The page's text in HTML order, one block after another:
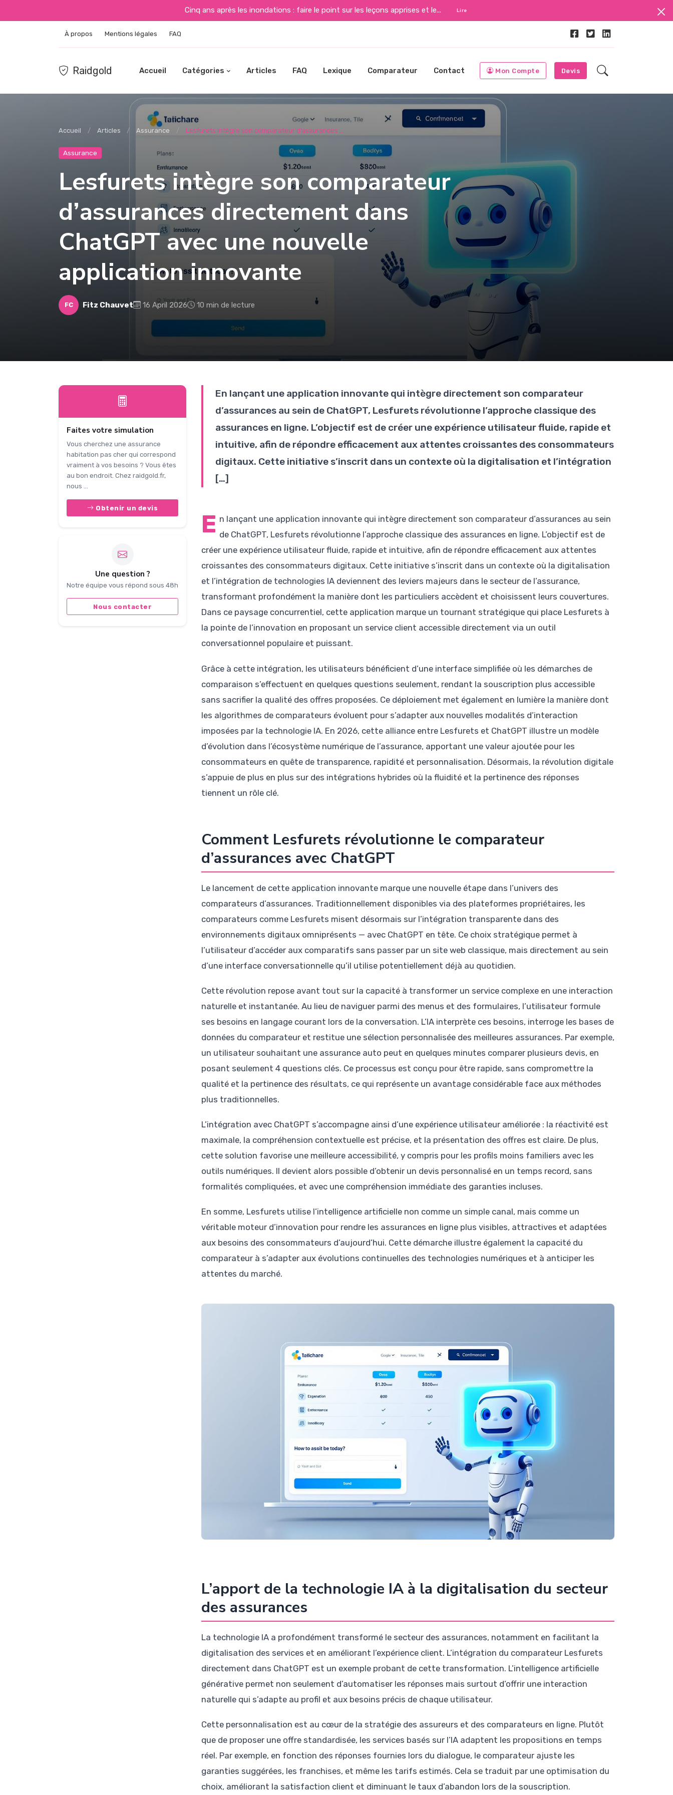
Cinq ans après les inondations : faire le point sur les leçons apprises et le... Lire
À propos Mentions légales FAQ
Raidgold Accueil Catégories Articles FAQ Lexique Comparateur Contact Mon Compte Devis
Accueil Articles Assurance Lesfurets intègre son comparateur d’assurances ...
Assurance
Lesfurets intègre son comparateur
d’assurances directement dans
ChatGPT avec une nouvelle
application innovante
FC Fitz Chauvet 16 April 2026 10 min de lecture
Faites votre simulation
Vous cherchez une assurance
habitation pas cher qui correspond
vraiment à vos besoins ? Vous êtes
au bon endroit. Chez raidgold.fr,
nous ...
Obtenir un devis
Une question ?
Notre équipe vous répond sous 48h
Nous contacter
En lançant une application innovante qui intègre directement son comparateur
d’assurances au sein de ChatGPT, Lesfurets révolutionne l’approche classique des
assurances en ligne. L’objectif est de créer une expérience utilisateur fluide, rapide et
intuitive, afin de répondre efficacement aux attentes croissantes des consommateurs
digitaux. Cette initiative s’inscrit dans un contexte où la digitalisation et l’intégration
[…]
E n lançant une application innovante qui intègre directement son comparateur d’assurances au sein
de ChatGPT, Lesfurets révolutionne l’approche classique des assurances en ligne. L’objectif est de
créer une expérience utilisateur fluide, rapide et intuitive, afin de répondre efficacement aux attentes
croissantes des consommateurs digitaux. Cette initiative s’inscrit dans un contexte où la digitalisation
et l’intégration de technologies IA deviennent des leviers majeurs dans le secteur de l’assurance,
transformant profondément la manière dont les particuliers accèdent et choisissent leurs couvertures.
Dans ce paysage concurrentiel, cette application marque un tournant stratégique qui place Lesfurets à
la pointe de l’innovation en proposant un service client accessible directement via un outil
conversationnel populaire et puissant.
Grâce à cette intégration, les utilisateurs bénéficient d’une interface simplifiée où les démarches de
comparaison s’effectuent en quelques questions seulement, rendant la souscription plus accessible
sans sacrifier la qualité des offres proposées. Ce déploiement met également en lumière la manière dont
les algorithmes de comparateurs évoluent pour s’adapter aux nouvelles modalités d’interaction
imposées par la technologie IA. En 2026, cette alliance entre Lesfurets et ChatGPT illustre un modèle
d’évolution dans l’écosystème numérique de l’assurance, apportant une valeur ajoutée pour les
consommateurs en quête de transparence, rapidité et personnalisation. Désormais, la révolution digitale
s’appuie de plus en plus sur des intégrations hybrides où la fluidité et la pertinence des réponses
tiennent un rôle clé.
Comment Lesfurets révolutionne le comparateur
d’assurances avec ChatGPT
Le lancement de cette application innovante marque une nouvelle étape dans l’univers des
comparateurs d’assurances. Traditionnellement disponibles via des plateformes propriétaires, les
comparateurs comme Lesfurets misent désormais sur l’intégration transparente dans des
environnements digitaux omniprésents — avec ChatGPT en tête. Ce choix stratégique permet à
l’utilisateur d’accéder aux comparatifs sans passer par un site web classique, mais directement au sein
d’une interface conversationnelle qu’il utilise potentiellement déjà au quotidien.
Cette révolution repose avant tout sur la capacité à transformer un service complexe en une interaction
naturelle et instantanée. Au lieu de naviguer parmi des menus et des formulaires, l’utilisateur formule
ses besoins en langage courant lors de la conversation. L’IA interprète ces besoins, interroge les bases de
données du comparateur et restitue une sélection personnalisée des meilleures assurances. Par exemple,
un utilisateur souhaitant une assurance auto peut en quelques minutes comparer plusieurs devis, en
posant seulement 4 questions clés. Ce processus est conçu pour être rapide, sans compromettre la
qualité et la pertinence des résultats, ce qui représente un avantage considérable face aux méthodes
plus traditionnelles.
L’intégration avec ChatGPT s’accompagne ainsi d’une expérience utilisateur améliorée : la réactivité est
maximale, la compréhension contextuelle est précise, et la présentation des offres est claire. De plus,
cette solution favorise une meilleure accessibilité, y compris pour les profils moins familiers avec les
outils numériques. Il devient alors possible d’obtenir un devis personnalisé en un temps record, sans
formalités compliquées, et avec une compréhension immédiate des garanties incluses.
En somme, Lesfurets utilise l’intelligence artificielle non comme un simple canal, mais comme un
véritable moteur d’innovation pour rendre les assurances en ligne plus visibles, attractives et adaptées
aux besoins des consommateurs d’aujourd’hui. Cette démarche illustre également la capacité du
comparateur à s’adapter aux évolutions continuelles des technologies numériques et à anticiper les
attentes du marché.
L’apport de la technologie IA à la digitalisation du secteur
des assurances
La technologie IA a profondément transformé le secteur des assurances, notamment en facilitant la
digitalisation des services et en améliorant l’expérience client. L’intégration du comparateur Lesfurets
directement dans ChatGPT est un exemple probant de cette transformation. L’intelligence artificielle
générative permet non seulement d’automatiser les réponses mais surtout d’offrir une interaction
naturelle qui s’adapte au profil et aux besoins précis de chaque utilisateur.
Cette personnalisation est au cœur de la stratégie des assureurs et des comparateurs en ligne. Plutôt
que de proposer une offre standardisée, les services basés sur l’IA adaptent les propositions en temps
réel. Par exemple, en fonction des réponses fournies lors du dialogue, le comparateur ajuste les
garanties suggérées, les franchises, et même les tarifs estimés. Cela se traduit par une optimisation du
choix, améliorant la satisfaction client et diminuant le taux d’abandon lors de la souscription.